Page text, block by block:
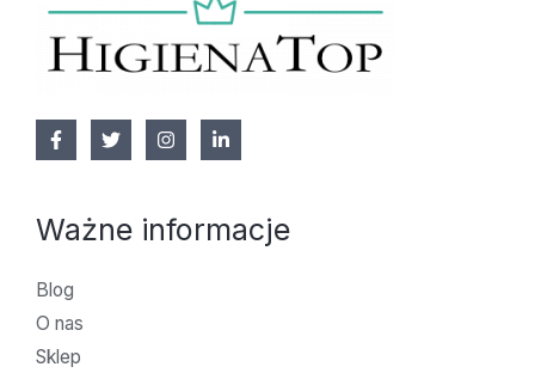
Ważne informacje
Blog
O nas
Sklep